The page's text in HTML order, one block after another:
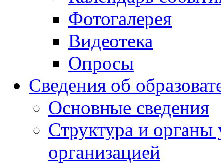
Фотогалерея
Видеотека
Опросы
Сведения об
Основные сведения
Структура и органы
организацией